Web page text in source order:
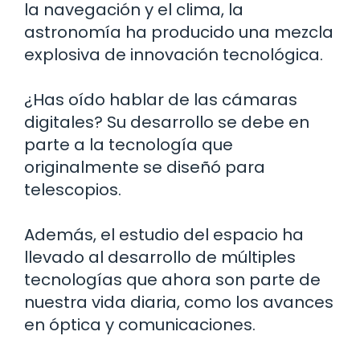
la navegación y el clima, la
astronomía ha producido una mezcla
explosiva de innovación tecnológica.
¿Has oído hablar de las cámaras
digitales? Su desarrollo se debe en
parte a la tecnología que
originalmente se diseñó para
telescopios.
Además, el estudio del espacio ha
llevado al desarrollo de múltiples
tecnologías que ahora son parte de
nuestra vida diaria, como los avances
en óptica y comunicaciones.